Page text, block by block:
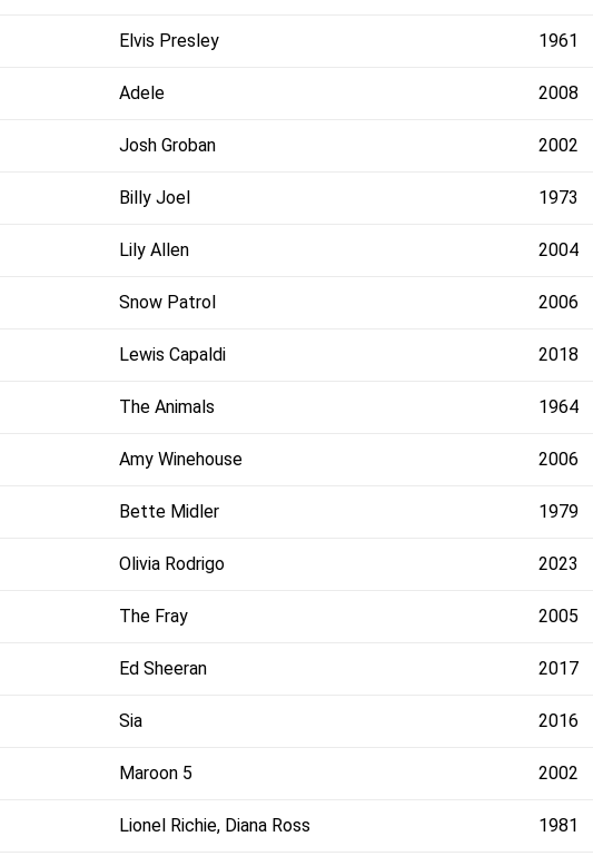
Elvis Presley 1961
Adele 2008
Josh Groban 2002
Billy Joel 1973
Lily Allen 2004
Snow Patrol 2006
Lewis Capaldi 2018
The Animals 1964
Amy Winehouse 2006
Bette Midler 1979
Olivia Rodrigo 2023
The Fray 2005
Ed Sheeran 2017
Sia 2016
Maroon 5 2002
Lionel Richie, Diana Ross 1981